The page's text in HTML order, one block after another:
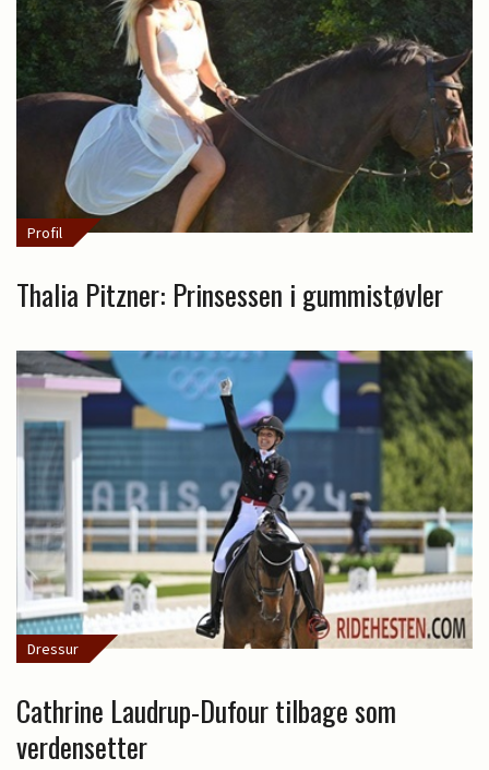
Profil
Thalia Pitzner: Prinsessen i gummistøvler
Dressur
Cathrine Laudrup-Dufour tilbage som
verdensetter